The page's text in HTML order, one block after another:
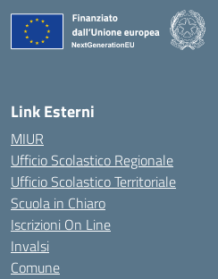
Link Esterni
MIUR
Ufficio Scolastico Regionale
Ufficio Scolastico Territoriale
Scuola in Chiaro
Iscrizioni On Line
Invalsi
Comune